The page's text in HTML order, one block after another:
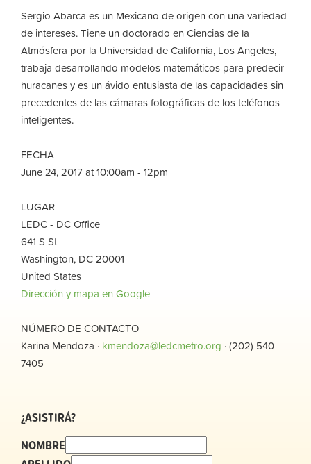
Sergio Abarca es un Mexicano de origen con una variedad
de intereses. Tiene un doctorado en Ciencias de la
Atmósfera por la Universidad de California, Los Angeles,
trabaja desarrollando modelos matemáticos para predecir
huracanes y es un ávido entusiasta de las capacidades sin
precedentes de las cámaras fotográficas de los teléfonos
inteligentes.
FECHA
June 24, 2017 at 10:00am - 12pm
LUGAR
LEDC - DC Office
641 S St
Washington, DC 20001
United States
Dirección y mapa en Google
NÚMERO DE CONTACTO
Karina Mendoza · kmendoza@ledcmetro.org · (202) 540-
7405
¿ASISTIRÁ?
NOMBRE